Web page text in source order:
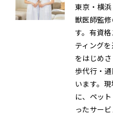
東京・横
獣医師監
す。有資
ティング
をはじめ
歩代行・
います。
に、ペッ
ったサー